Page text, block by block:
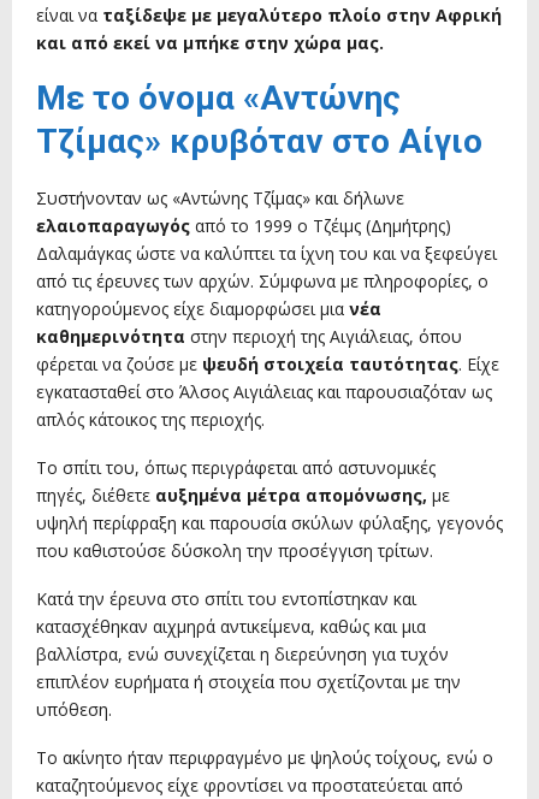
είναι να ταξίδεψε με μεγαλύτερο πλοίο στην Αφρική
και από εκεί να μπήκε στην χώρα μας.
Με το όνομα «Αντώνης
Τζίμας» κρυβόταν στο Αίγιο
Συστήνονταν ως «Αντώνης Τζίμας» και δήλωνε
ελαιοπαραγωγός από το 1999 ο Τζέιμς (Δημήτρης)
Δαλαμάγκας ώστε να καλύπτει τα ίχνη του και να ξεφεύγει
από τις έρευνες των αρχών. Σύμφωνα με πληροφορίες, ο
κατηγορούμενος είχε διαμορφώσει μια νέα
καθημερινότητα στην περιοχή της Αιγιάλειας, όπου
φέρεται να ζούσε με ψευδή στοιχεία ταυτότητας. Είχε
εγκατασταθεί στο Άλσος Αιγιάλειας και παρουσιαζόταν ως
απλός κάτοικος της περιοχής.
Το σπίτι του, όπως περιγράφεται από αστυνομικές
πηγές, διέθετε αυξημένα μέτρα απομόνωσης, με
υψηλή περίφραξη και παρουσία σκύλων φύλαξης, γεγονός
που καθιστούσε δύσκολη την προσέγγιση τρίτων.
Κατά την έρευνα στο σπίτι του εντοπίστηκαν και
κατασχέθηκαν αιχμηρά αντικείμενα, καθώς και μια
βαλλίστρα, ενώ συνεχίζεται η διερεύνηση για τυχόν
επιπλέον ευρήματα ή στοιχεία που σχετίζονται με την
υπόθεση.
Το ακίνητο ήταν περιφραγμένο με ψηλούς τοίχους, ενώ ο
καταζητούμενος είχε φροντίσει να προστατεύεται από